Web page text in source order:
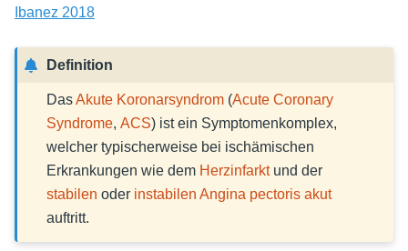
Ibanez 2018
Definition
DasAkute Koronarsyndrom (Acute Coronary
Syndrome,ACS) ist ein Symptomenkomplex,
welcher typischerweise bei ischämischen
Erkrankungen wie dem Herzinfarktund der
stabilen oder instabilen Angina pectoris akut
auftritt.